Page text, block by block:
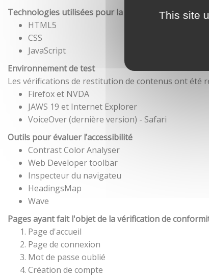
This site
Technologies utilisées pour la réalisation du site
HTML5
CSS
JavaScript
Environnement de test
Les vérifications de restitution de contenus ont été
Firefox et NVDA
JAWS 19 et Internet Explorer
VoiceOver (dernière version) - Safari
Outils pour évaluer l’accessibilité
Contrast Color Analyser
Web Developer toolbar
Inspecteur du navigateu
HeadingsMap
Wave
Pages ayant fait l'objet de la vérification de
Page d'accueil
Page de connexion
Mot de passe oublié
Création de compte